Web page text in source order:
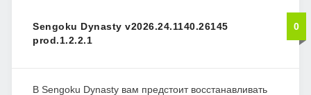
Sengoku Dynasty v2026.24.1140.26145
prod.1.2.2.1
0
В Sengoku Dynasty вам предстоит восстанавливать